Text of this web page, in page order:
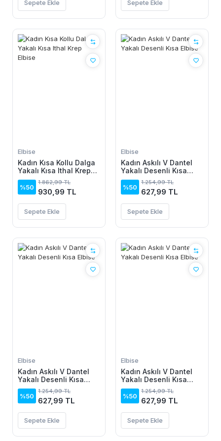
Sepete Ekle Sepete Ekle
Elbise
Kadın Kısa Kollu Dalga
Yakalı Kısa Ithal Krep
Elbise
%50
1.862,99 TL
930,99 TL
Sepete Ekle
Elbise
Kadın Askılı V Dantel
Yakalı Desenli Kısa
Elbise
%50
1.254,99 TL
627,99 TL
Sepete Ekle
Elbise
Kadın Askılı V Dantel
Yakalı Desenli Kısa
Elbise
%50
1.254,99 TL
627,99 TL
Sepete Ekle
Elbise
Kadın Askılı V Dantel
Yakalı Desenli Kısa
Elbise
%50
1.254,99 TL
627,99 TL
Sepete Ekle